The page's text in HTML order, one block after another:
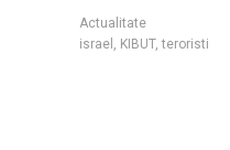
Actualitate
israel , KIBUT,teroristi